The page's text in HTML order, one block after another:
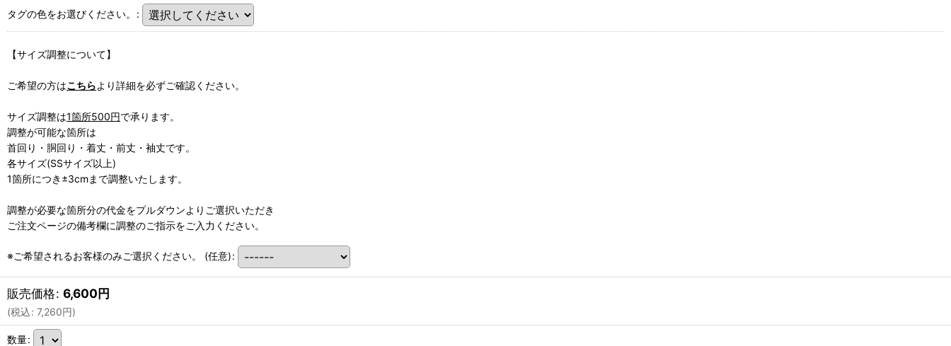
タグの色をお選びください。
:
【サイズ調整について】
ご希望の方はこちらより詳細を必ずご確認ください。
サイズ調整は1箇所500円で承ります。
調整が可能な箇所は
首回り・胴回り・着丈・前丈・袖丈です。
各サイズ(SSサイズ以上)
1箇所につき±3cmまで調整いたします。
調整が必要な箇所分の代金をプルダウンよりご選択いただき
ご注文ページの備考欄に調整のご指示をご入力ください。
※ご希望されるお客様のみご選択ください。 (任意):
販売価格: 6,600円
(税込: 7,260円)
数量: